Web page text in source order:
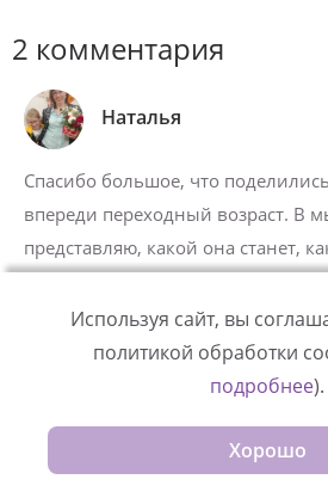
2 комментария
Наталья
Спасибо большое, что
впереди переходный возраст. В
представляю, какой она станет,
деток будет. И приятно от этих
тревожно. Набираемся терпения
Используя сайт, вы
политикой обработки
подробнее).
Хорошо